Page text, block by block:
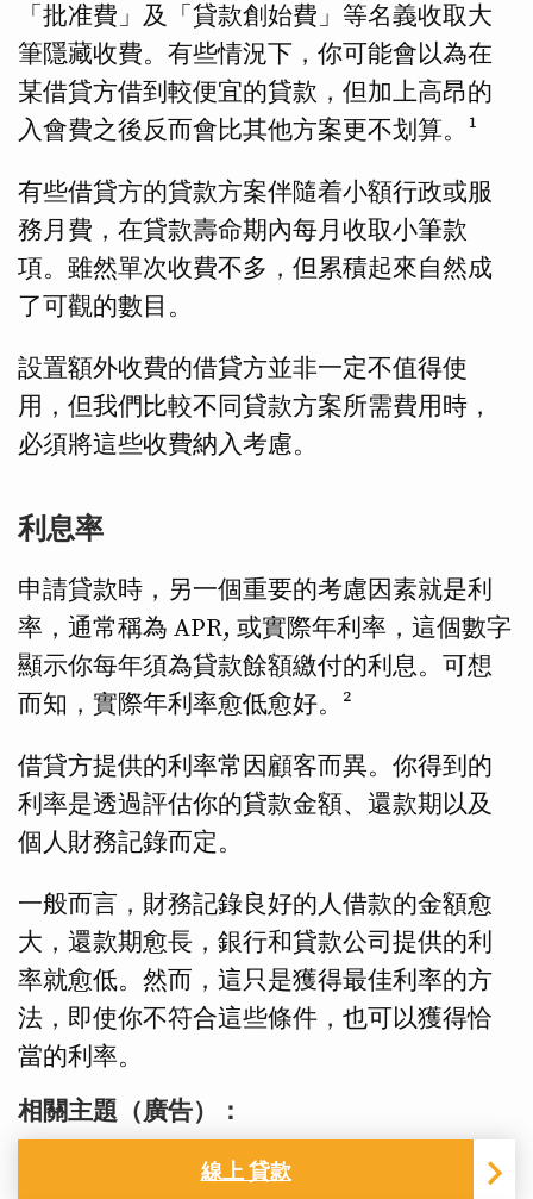
「批准費」及「貸款創始費」等名義收取大
筆隱藏收費。有些情況下，你可能會以為在
某借貸方借到較便宜的貸款，但加上高昂的
入會費之後反而會比其他方案更不划算。¹
有些借貸方的貸款方案伴隨着小額行政或服
務月費，在貸款壽命期內每月收取小筆款
項。雖然單次收費不多，但累積起來自然成
了可觀的數目。
設置額外收費的借貸方並非一定不值得使
用，但我們比較不同貸款方案所需費用時，
必須將這些收費納入考慮。
利息率
申請貸款時，另一個重要的考慮因素就是利
率，通常稱為 APR, 或實際年利率，這個數字
顯示你每年須為貸款餘額繳付的利息。可想
而知，實際年利率愈低愈好。²
借貸方提供的利率常因顧客而異。你得到的
利率是透過評估你的貸款金額、還款期以及
個人財務記錄而定。
一般而言，財務記錄良好的人借款的金額愈
大，還款期愈長，銀行和貸款公司提供的利
率就愈低。然而，這只是獲得最佳利率的方
法，即使你不符合這些條件，也可以獲得恰
當的利率。
相關主題（廣告）：
線上 貸款